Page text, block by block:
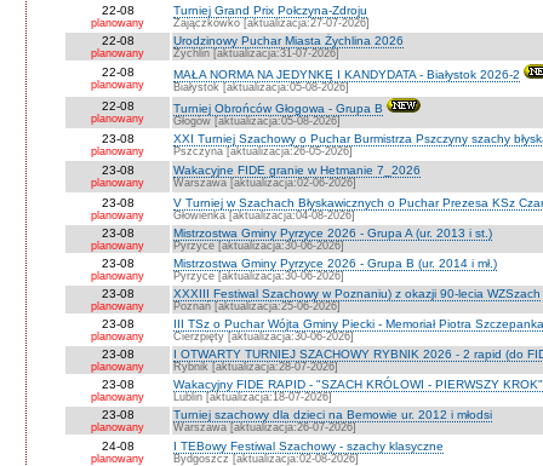
22-08
planowany
Turniej Grand Prix Połczyna-Zdroju
Zajączkówko [aktualizacja:27-07-2026]
22-08
planowany
Urodzinowy Puchar Miasta Żychlina 2026
Żychlin [aktualizacja:31-07-2026]
22-08
planowany
MAŁA NORMA NA JEDYNKĘ I KANDYDATA - Białystok 2026-2
Białystok [aktualizacja:05-08-2026]
22-08
planowany
Turniej Obrońców Głogowa - Grupa B
Głogów [aktualizacja:05-08-2026]
23-08
planowany
XXI Turniej Szachowy o Puchar Burmistrza Pszczyny szachy
Pszczyna [aktualizacja:26-05-2026]
23-08
planowany
Wakacyjne FIDE granie w Hetmanie 7_2026
Warszawa [aktualizacja:02-06-2026]
23-08
planowany
V Turniej w Szachach Błyskawicznych o Puchar Prezesa KSz
Głowienka [aktualizacja:04-08-2026]
23-08
planowany
Mistrzostwa Gminy Pyrzyce 2026 - Grupa A (ur. 2013 i st.)
Pyrzyce [aktualizacja:30-06-2026]
23-08
planowany
Mistrzostwa Gminy Pyrzyce 2026 - Grupa B (ur. 2014 i mł.)
Pyrzyce [aktualizacja:30-06-2026]
23-08
planowany
XXXIII Festiwal Szachowy w Poznaniu) z okazji 90-lecia WZSzach
Poznań [aktualizacja:25-06-2026]
23-08
planowany
III TSz o Puchar Wójta Gminy Piecki - Memoriał Piotra
Cierzpięty [aktualizacja:30-06-2026]
23-08
planowany
I OTWARTY TURNIEJ SZACHOWY RYBNIK 2026 - 2 rapid (do
Rybnik [aktualizacja:28-07-2026]
23-08
planowany
Wakacyjny FIDE RAPID - "SZACH KRÓLOWI - PIERWSZY
Lublin [aktualizacja:18-07-2026]
23-08
planowany
Turniej szachowy dla dzieci na Bemowie ur. 2012 i młodsi
Warszawa [aktualizacja:26-07-2026]
24-08
planowany
I TEBowy Festiwal Szachowy - szachy klasyczne
Bydgoszcz [aktualizacja:02-08-2026]